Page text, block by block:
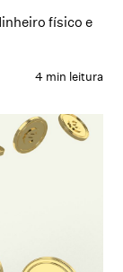
físico e
4 min leitura